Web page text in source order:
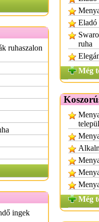
ruhaszalon
ingek
Eladó
ruha
Még
Még